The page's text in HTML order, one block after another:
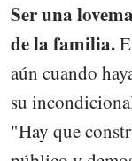
Ser una
de la familia.
aún cuando
su
"Hay que